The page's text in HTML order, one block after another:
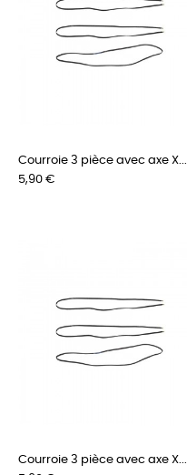
Courroie 3 pièce avec axe X...
Prix
5,90 €
Courroie 3 pièce avec axe X...